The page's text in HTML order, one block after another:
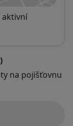
aktivní
na pojišťovnu